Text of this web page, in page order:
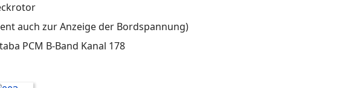
auch zur Anzeige der Bordspannung)
PCM B-Band Kanal 178